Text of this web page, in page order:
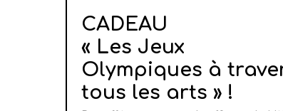
CADEAU
« Les Jeux
Olympiques à
tous les arts » !